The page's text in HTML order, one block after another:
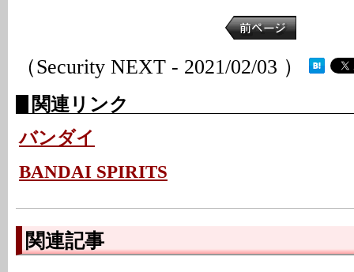
（Security NEXT - 2021/02/03 ）
関連リンク
バンダイ
BANDAI SPIRITS
関連記事